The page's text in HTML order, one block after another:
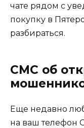
чате рядом с
покупку в
разбираться.
СМС об
Еще недавно
на ваш телефон